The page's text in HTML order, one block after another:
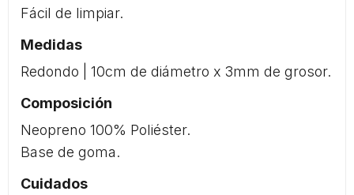
Fácil de limpiar.
Medidas
Redondo | 10cm de diámetro x 3mm de grosor.
Composición
Neopreno 100% Poliéster.
Base de goma.
Cuidados